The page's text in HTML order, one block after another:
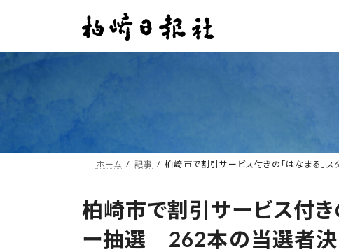
ン
ー
ホーム 記事 柏崎市で割引サービス付きの「はなまる」
柏崎市で割引サービス付き
ー抽選 262本の当選者決